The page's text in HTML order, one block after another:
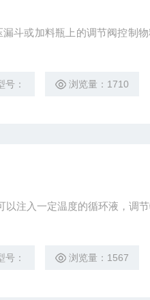
斗或加料瓶上的调节阀控制
号： 浏览量：1710
注入一定温度的循环液，调节
号： 浏览量：1567